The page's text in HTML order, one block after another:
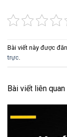
Bài viết này được
trực.
Bài viết liên quan